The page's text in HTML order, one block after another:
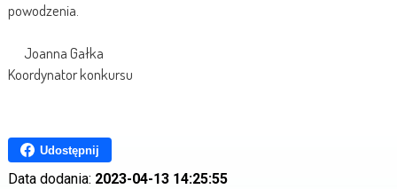
powodzenia.
Joanna Gałka
Koordynator konkursu
Udostępnij
Data dodania: 2023-04-13 14:25:55